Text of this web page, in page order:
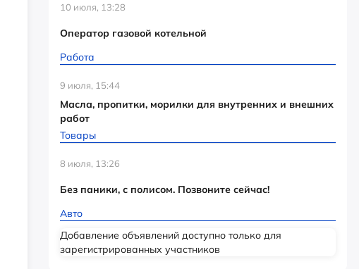
10 июля, 13:28
Оператор газовой котельной
Работа
9 июля, 15:44
Масла, пропитки, морилки для внутренних и внешних
работ
Товары
8 июля, 13:26
Без паники, с полисом. Позвоните сейчас!
Авто
Добавление объявлений доступно только для
зарегистрированных участников